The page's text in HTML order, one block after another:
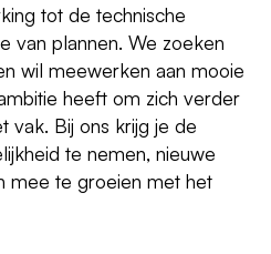
tot de technische
van plannen. We zoeken
wil meewerken aan mooie
heeft om zich verder
vak. Bij ons krijg je de
te nemen, nieuwe
mee te groeien met het